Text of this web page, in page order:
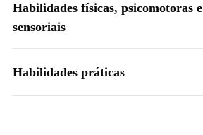
Habilidades físicas, psicomotoras e
sensoriais
Habilidades práticas